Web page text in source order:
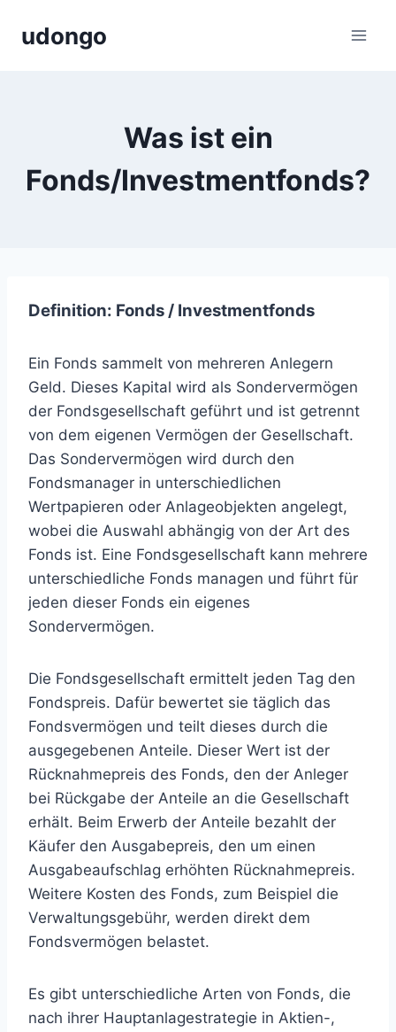
Inhaltudongo
Was ist ein
Fonds/Investmentfonds?
Definition: Fonds / Investmentfonds
Ein Fonds sammelt von mehreren Anlegern
Geld. Dieses Kapital wird als Sondervermögen
der Fondsgesellschaft geführt und ist getrennt
von dem eigenen Vermögen der Gesellschaft.
Das Sondervermögen wird durch den
Fondsmanager in unterschiedlichen
Wertpapieren oder Anlageobjekten angelegt,
wobei die Auswahl abhängig von der Art des
Fonds ist. Eine Fondsgesellschaft kann mehrere
unterschiedliche Fonds managen und führt für
jeden dieser Fonds ein eigenes
Sondervermögen.
Die Fondsgesellschaft ermittelt jeden Tag den
Fondspreis. Dafür bewertet sie täglich das
Fondsvermögen und teilt dieses durch die
ausgegebenen Anteile. Dieser Wert ist der
Rücknahmepreis des Fonds, den der Anleger
bei Rückgabe der Anteile an die Gesellschaft
erhält. Beim Erwerb der Anteile bezahlt der
Käufer den Ausgabepreis, den um einen
Ausgabeaufschlag erhöhten Rücknahmepreis.
Weitere Kosten des Fonds, zum Beispiel die
Verwaltungsgebühr, werden direkt dem
Fondsvermögen belastet.
Es gibt unterschiedliche Arten von Fonds, die
nach ihrer Hauptanlagestrategie in Aktien-,